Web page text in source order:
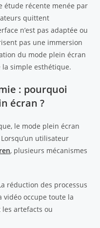
étude récente menée par
quittent
n’est pas adaptée ou
pas une immersion
du mode plein écran
la simple esthétique.
: pourquoi
écran ?
le mode plein écran
utilisateur
, plusieurs mécanismes
réduction des processus
occupe toute la
les artefacts ou